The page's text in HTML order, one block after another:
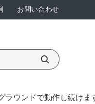
お問い合わせ
ラウンドで動作し続けま